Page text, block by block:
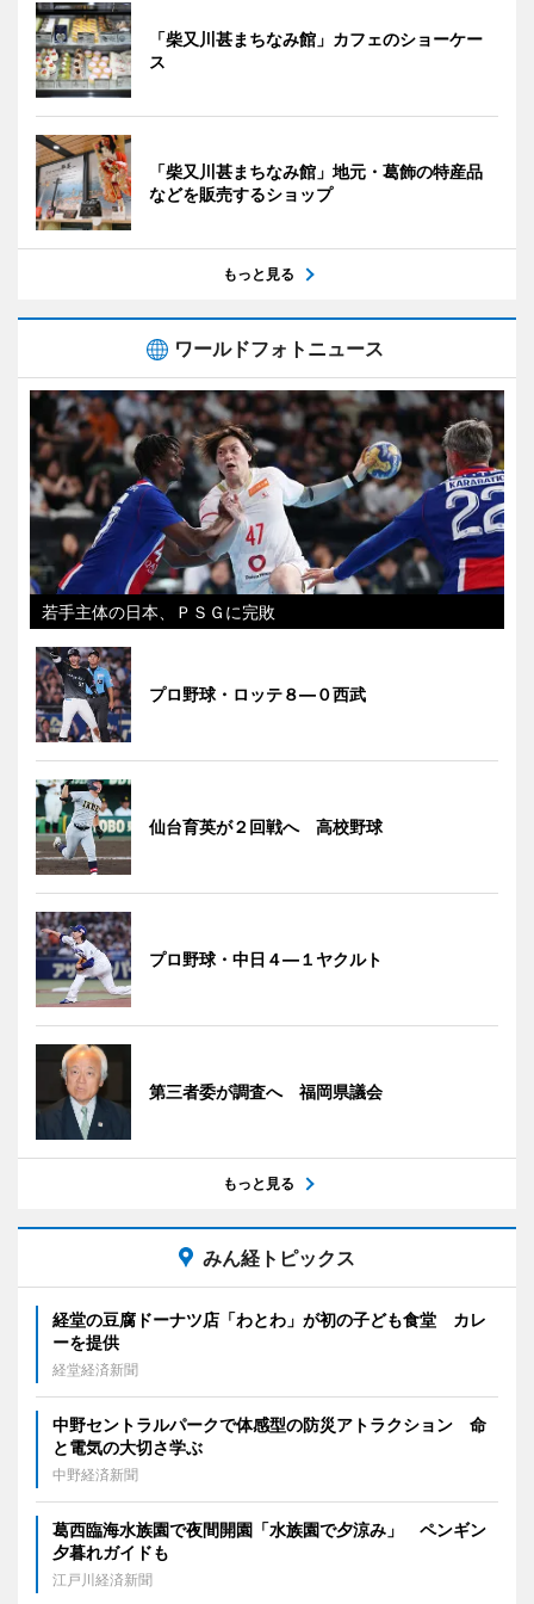
「柴又川甚まちなみ館」カフェのショーケー
ス
「柴又川甚まちなみ館」地元・葛飾の特産品
などを販売するショップ
もっと見る
ワールドフォトニュース
若手主体の日本、ＰＳＧに完敗
プロ野球・ロッテ８―０西武
仙台育英が２回戦へ 高校野球
プロ野球・中日４―１ヤクルト
第三者委が調査へ 福岡県議会
もっと見る
みん経トピックス
経堂の豆腐ドーナツ店「わとわ」が初の子ども食堂 カレ
ーを提供
経堂経済新聞
中野セントラルパークで体感型の防災アトラクション 命
と電気の大切さ学ぶ
中野経済新聞
葛西臨海水族園で夜間開園「水族園で夕涼み」 ペンギン
夕暮れガイドも
江戸川経済新聞